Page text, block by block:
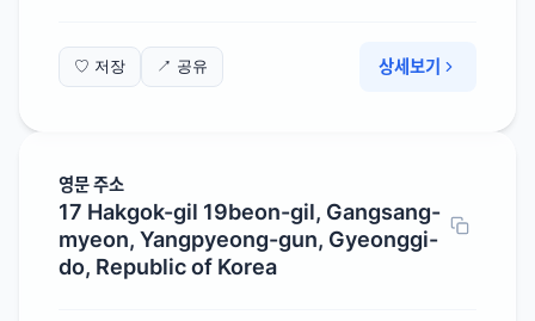
♡ 저장 ↗ 공유 상세보기
영문 주소
17 Hakgok-gil 19beon-gil, Gangsang-
myeon, Yangpyeong-gun, Gyeonggi-
do, Republic of Korea